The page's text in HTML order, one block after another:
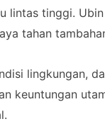
lintas tinggi.
tahan
lingkungan,
keuntungan